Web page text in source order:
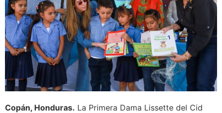
Copán, Honduras. La Primera Dama Lissette del Cid